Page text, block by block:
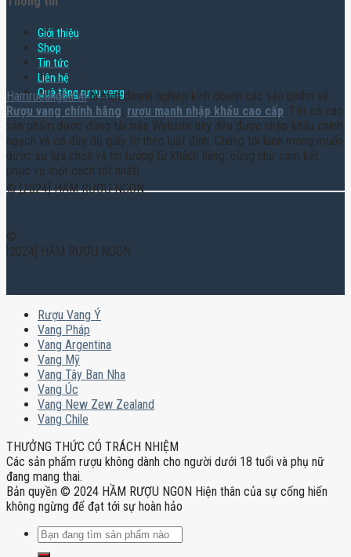
Giới thiệu
Shop
Tin tức
Liên hệ
Quà tặng rượu vang
Hamruoungon.vnlà một doanh nghiệp kinh doanh các sản phẩm về
Rượu vang chính hãng, rượu mạnh nhập khẩu cao cấp. Tất cả các
sản phẩm được đăng tải trên Website này đều được nhập khẩu chính
ngạch và có đầy đủ giấy tờ theo luật định. Chúng tôi luôn mong muốn
được sự lựa chọn và tin tưởng từ khách hàng, cũng như cam kết
phục vụ một cách tốt nhất!
© [2024] HẦM RƯỢU NGON
©
[2024] HẦM RƯỢU NGON
Rượu Vang Ý
Vang Pháp
Vang Argentina
Vang Mỹ
Vang Tây Ban Nha
Vang Úc
Vang New Zew Zealand
Vang Chile
THƯỞNG THỨC CÓ TRÁCH NHIỆM
Các sản phẩm rượu không dành cho người dưới 18 tuổi và phụ nữ
đang mang thai.
Bản quyền © 2024 HẦM RƯỢU NGON Hiện thân của sự cống hiến
không ngừng để đạt tới sự hoàn hảo
Tìm